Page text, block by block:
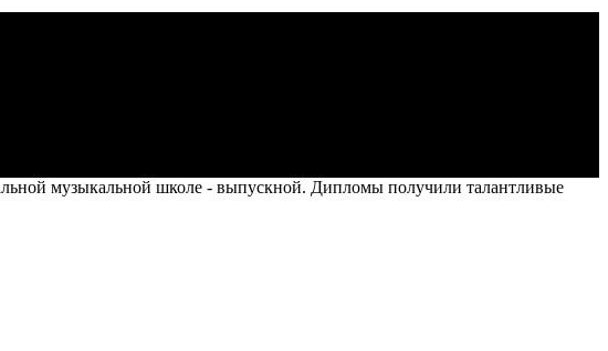
музыкальной школе - выпускной. Дипломы получили талантливые